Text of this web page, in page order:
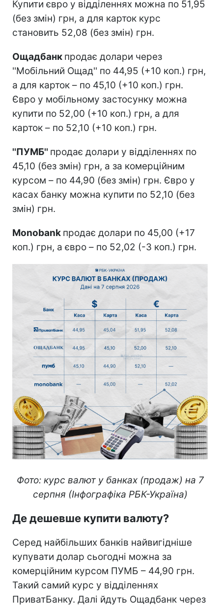
Купити євро у відділеннях можна по 51,95
(без змін) грн, а для карток курс
становить 52,08 (без змін) грн.
Ощадбанк продає долари через
''Мобільний Ощад'' по 44,95 (+10 коп.) грн,
а для карток – по 45,10 (+10 коп.) грн.
Євро у мобільному застосунку можна
купити по 52,00 (+10 коп.) грн, а для
карток – по 52,10 (+10 коп.) грн.
''ПУМБ'' продає долари у відділеннях по
45,10 (без змін) грн, а за комерційним
курсом – по 44,90 (без змін) грн. Євро у
касах банку можна купити по 52,10 (без
змін) грн.
Monobank продає долари по 45,00 (+17
коп.) грн, а євро – по 52,02 (-3 коп.) грн.
Фото: курс валют у банках (продаж) на 7
серпня (Інфографіка РБК-Україна)
Де дешевше купити валюту?
Серед найбільших банків найвигідніше
купувати долар сьогодні можна за
комерційним курсом ПУМБ – 44,90 грн.
Такий самий курс у відділеннях
ПриватБанку. Далі йдуть Ощадбанк через